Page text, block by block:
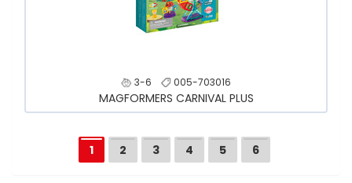
3-6 005-703016
MAGFORMERS CARNIVAL PLUS
1 2 3 4 5 6